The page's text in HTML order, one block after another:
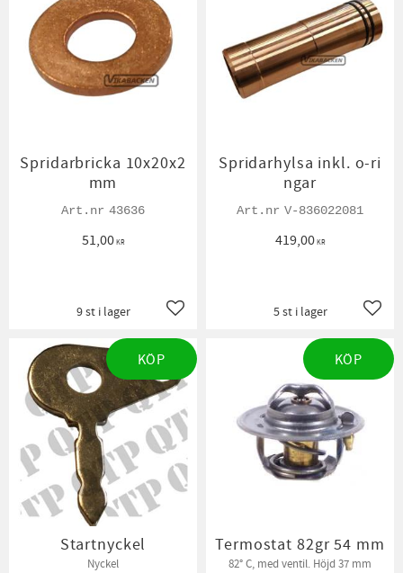
Spridarbricka 10x20x2
mm
43636
51,00KR
Lägg till i favoriter
9 st i lager
Spridarhylsa inkl. o-ri
ngar
V-836022081
419,00KR
5 st i lager
Startnyckel
Nyckel
KÖP
Termostat 82gr 54 mm
82° C, med ventil. Höjd 37 mm
KÖP